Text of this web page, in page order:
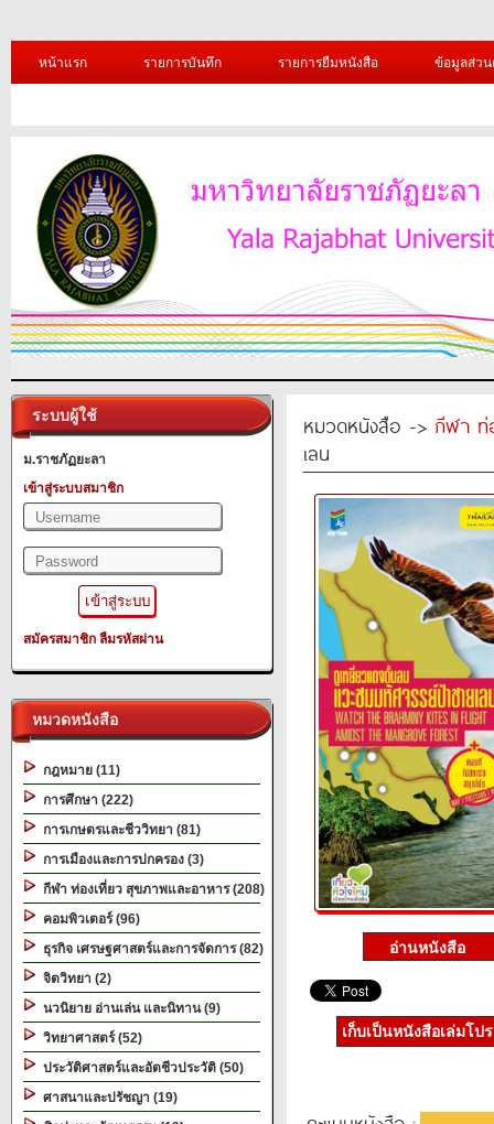
หน้าแรก รายการบันทึก รายการยืมหนังสือ ข้อมูลส่ว
ระบบผู้ใช้
ม.ราชภัฏยะลา
เข้าสู่ระบบสมาชิก
สมัครสมาชิก ลืมรหัสผ่าน
หมวดหนังสือ
กฎหมาย (11)
การศึกษา (222)
การเกษตรและชีววิทยา (81)
การเมืองและการปกครอง (3)
กีฬา ท่องเที่ยว สุขภาพและอาหาร (208)
คอมพิวเตอร์ (96)
ธุรกิจ เศรษฐศาสตร์และการจัดการ (82)
จิตวิทยา (2)
นวนิยาย อ่านเล่น และนิทาน (9)
วิทยาศาสตร์ (52)
ประวัติศาสตร์และอัตชีวประวัติ (50)
ศาสนาและปรัชญา (19)
หมวดหนังสือ -> กีฬา ท่
เลน
เก็บเป็นหนังสือเล่มโป